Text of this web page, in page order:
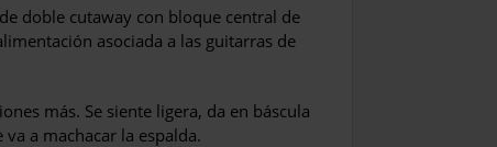
doble cutaway con bloque central de
asociada a las guitarras de
más. Se siente ligera, da en báscula
a machacar la espalda.